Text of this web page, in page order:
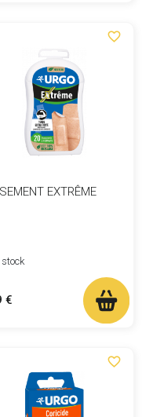
favorite_border
EXTRÊME
stock
€
favorite_border